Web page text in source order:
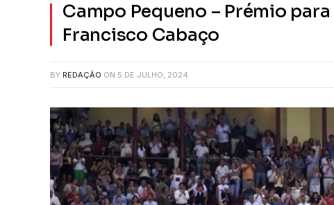
Campo Pequeno – Prémio
Francisco Cabaço
BY REDAÇÃO ON 5 DE JULHO, 2024